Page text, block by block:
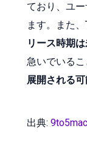
ており、ユ
ます。また
リース時期
急いでいるこ
展開される
出典: